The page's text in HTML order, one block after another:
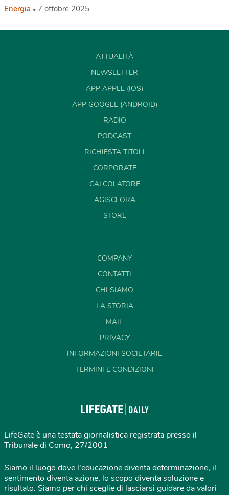
Energia 7 ottobre 2025
ATTUALITÀ
NEWSLETTER
APP APPLE (IOS)
APP GOOGLE (ANDROID)
RADIO
PODCAST
RICHIESTA TITOLI
CORPORATE
CALCOLATORE
AGISCI ORA
STORE
COMPANY
CONTATTI
CHI SIAMO
LA STORIA
MAIL
PRIVACY
INFORMAZIONI SOCIETARIE
TERMINI E CONDIZIONI
LifeGate è una testata giornalistica registrata presso il
Tribunale di Como, 27/2001
Siamo il luogo dove l'educazione diventa determinazione, il
sentimento diventa azione, lo scopo diventa soluzione e
risultato. Siamo per chi sceglie di lasciarsi guidare da valori